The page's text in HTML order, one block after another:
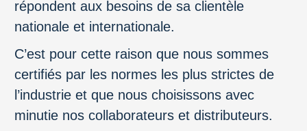
répondent aux besoins de sa clientèle
nationale et internationale.
C’est pour cette raison que nous sommes
certifiés par les normes les plus strictes de
l’industrie et que nous choisissons avec
minutie nos collaborateurs et distributeurs.